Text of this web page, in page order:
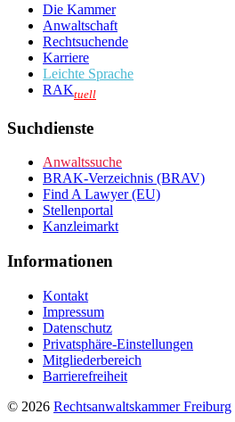
Die Kammer
Anwaltschaft
Rechtsuchende
Karriere
Leichte Sprache
RAKtuell
Suchdienste
Anwaltssuche
BRAK-Verzeichnis (BRAV)
Find A Lawyer (EU)
Stellenportal
Kanzleimarkt
Informationen
Kontakt
Impressum
Datenschutz
Privatsphäre-Einstellungen
Mitgliederbereich
Barrierefreiheit
© 2026 Rechtsanwaltskammer Freiburg